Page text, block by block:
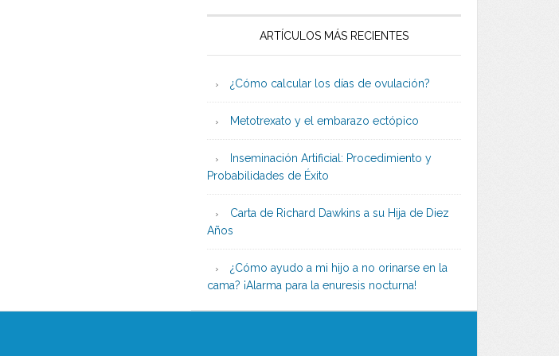
ARTÍCULOS MÁS RECIENTES
¿Cómo calcular los días de ovulación?
Metotrexato y el embarazo ectópico
Inseminación Artificial: Procedimiento y
Probabilidades de Éxito
Carta de Richard Dawkins a su Hija de Diez
Años
¿Cómo ayudo a mi hijo a no orinarse en la
cama? ¡Alarma para la enuresis nocturna!